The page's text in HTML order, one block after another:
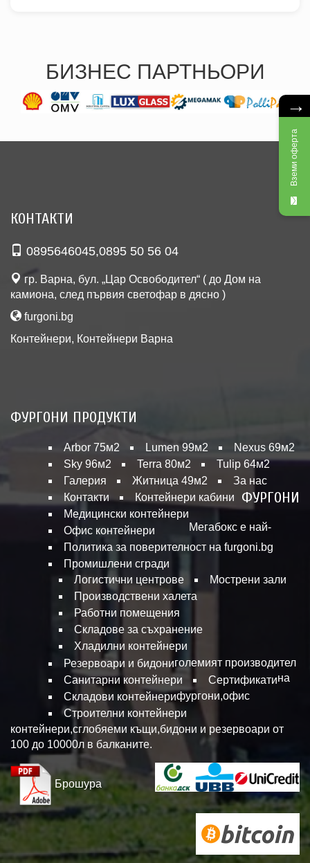
БИЗНЕС ПАРТНЬОРИ
КОНТАКТИ
0895646045,0895 50 56 04
гр. Варна, бул. „Цар Освободител“ ( до Дом на
камиона, след първия светофар в дясно )
furgoni.bg
Контейнери, Контейнери Варна
ФУРГОНИ ПРОДУКТИ
Arbor 75м2 Lumen 99м2
Nexus 69м2
Sky 96м2
Terra 80м2
Tulip 64м2
Галерия
Житница 49м2
За нас
Контакти
Контейнери кабини
Медицински контейнери
Офис контейнери
Политика за поверителност на furgoni.bg
Промишлени сгради
Логистични центрове
Мострени зали
Производствени халета
Работни помещения
Складове за съхранение
Хладилни контейнери
Резервоари и бидони
Санитарни контейнери
Сертификати
Складови контейнери
Строителни контейнери
ФУРГОНИ
Мегабокс е най-
големият производител
на
фургони,офис
контейнери,сглобяеми къщи,бидони и резервоари от
100 до 10000л в балканите.
Брошура
→
Вземи оферта